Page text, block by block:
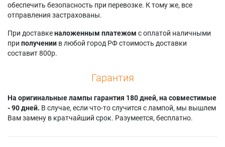
обеспечить безопасность при перевозке. К тому же, все
отправления застрахованы.
При доставкеналоженным платежом с оплатой наличными
при получении в любой город РФ стоимость доставки
составит 800р.
Гарантия
На оригинальные лампы гарантия 180 дней, на совместимые
- 90 дней. В случае, если что-то случится с лампой, мы вышлем
Вам замену в кратчайший срок. Разумеется, бесплатно.